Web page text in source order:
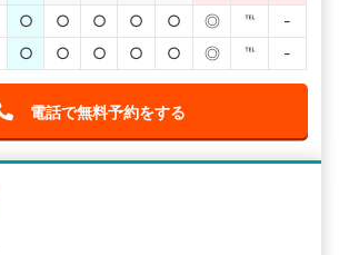
○ ○ ○ ○ ○ ◎ ℡
-
○ ○ ○ ○ ○ ◎ ℡ -
電話で無料予約をする